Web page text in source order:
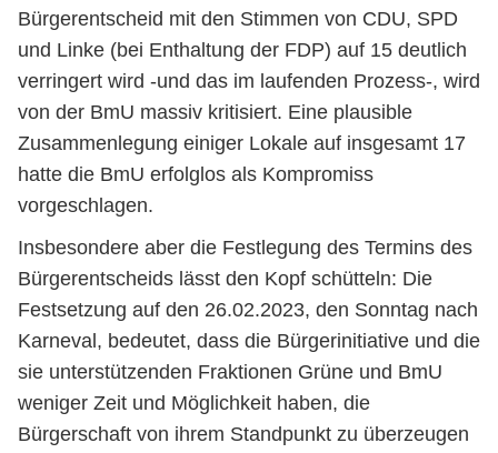
Bürgerentscheid mit den Stimmen von CDU, SPD
und Linke (bei Enthaltung der FDP) auf 15 deutlich
verringert wird -und das im laufenden Prozess-, wird
von der BmU massiv kritisiert. Eine plausible
Zusammenlegung einiger Lokale auf insgesamt 17
hatte die BmU erfolglos als Kompromiss
vorgeschlagen.
Insbesondere aber die Festlegung des Termins des
Bürgerentscheids lässt den Kopf schütteln: Die
Festsetzung auf den 26.02.2023, den Sonntag nach
Karneval, bedeutet, dass die Bürgerinitiative und die
sie unterstützenden Fraktionen Grüne und BmU
weniger Zeit und Möglichkeit haben, die
Bürgerschaft von ihrem Standpunkt zu überzeugen